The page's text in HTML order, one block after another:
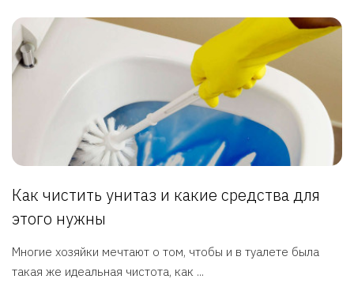
Как чистить унитаз и какие средства для
этого нужны
Многие хозяйки мечтают о том, чтобы и в туалете была
такая же идеальная чистота, как ...